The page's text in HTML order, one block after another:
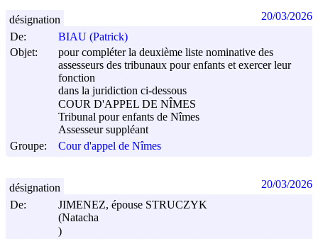
De:
BIAU (Patrick)
Objet:
pour compléter la deuxième liste nominative des
assesseurs des tribunaux pour enfants et exercer leur
fonction
dans la juridiction ci-dessous
COUR D'APPEL DE NÎMES
Tribunal pour enfants de Nîmes
Assesseur suppléant
Groupe:
Cour d'appel de Nîmes
désignation 20/03/2026
De:
JIMENEZ, épouse STRUCZYK
(Natacha
)
désignation 20/03/2026